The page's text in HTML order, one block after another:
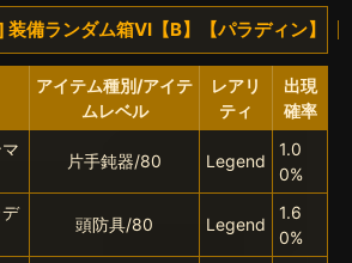
備ランダム箱VI【B】【パラディン】
アイテム種別/アイテ
ムレベル
レアリ
ティ
出現
確率
片手鈍器/80 Legend
1.0
0%
頭防具/80 Legend
1.6
0%